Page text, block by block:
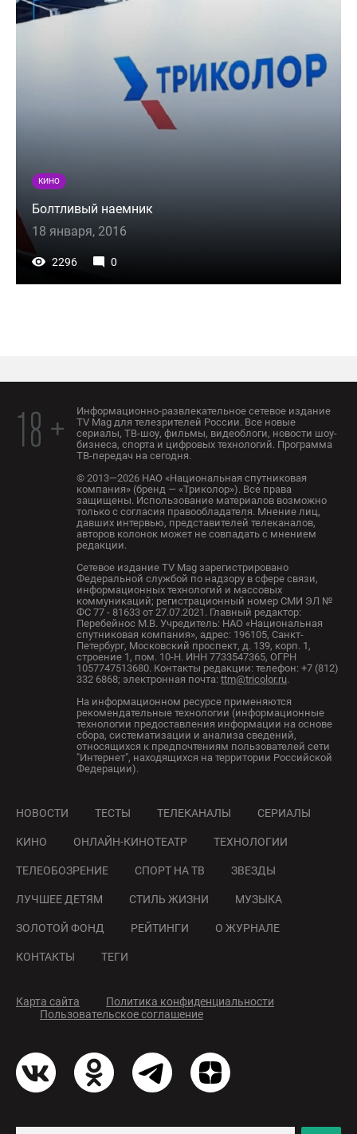
КИНО
Болтливый наемник
18 января, 2016
2296 0
18 +
Информационно-развлекательное сетевое издание
TV Mag для телезрителей России. Все новые
сериалы, ТВ-шоу, фильмы, видеоблоги, новости шоу-
бизнеса, спорта и цифровых технологий. Программа
ТВ-передач на сегодня.
© 2013—2026 НАО «Национальная спутниковая
компания» (бренд — «Триколор»). Все права
защищены. Использование материалов возможно
только с согласия правообладателя. Мнение лиц,
давших интервью, представителей телеканалов,
авторов колонок может не совпадать с мнением
редакции.
Сетевое издание TV Mag зарегистрировано
Федеральной службой по надзору в сфере связи,
информационных технологий и массовых
коммуникаций; регистрационный номер СМИ ЭЛ №
ФС 77 - 81633 от 27.07.2021. Главный редактор:
Перебейнос М.В. Учредитель: НАО «Национальная
спутниковая компания», адрес: 196105, Санкт-
Петербург, Московский проспект, д. 139, корп. 1,
строение 1, пом. 10-Н. ИНН 7733547365, ОГРН
1057747513680. Контакты редакции: телефон: +7 (812)
332 6868; электронная почта: ttm@tricolor.ru.
На информационном ресурсе применяются
рекомендательные технологии (информационные
технологии предоставления информации на основе
сбора, систематизации и анализа сведений,
относящихся к предпочтениям пользователей сети
"Интернет", находящихся на территории Российской
Федерации).
НОВОСТИ ТЕСТЫ ТЕЛЕКАНАЛЫ СЕРИАЛЫ
КИНО ОНЛАЙН-КИНОТЕАТР ТЕХНОЛОГИИ
ТЕЛЕОБОЗРЕНИЕ СПОРТ НА ТВ ЗВЕЗДЫ
ЛУЧШЕЕ ДЕТЯМ СТИЛЬ ЖИЗНИ МУЗЫКА
ЗОЛОТОЙ ФОНД РЕЙТИНГИ О ЖУРНАЛЕ
КОНТАКТЫ ТЕГИ
Карта сайта
Политика конфиденциальности
Пользовательское соглашение